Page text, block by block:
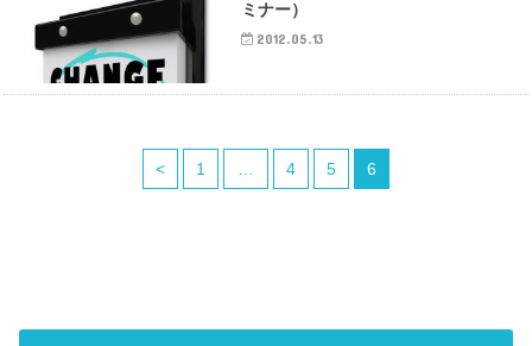
ミナー）
2012.05.13
< 1 4 5 6